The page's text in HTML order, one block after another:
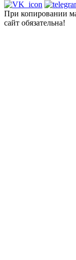
При копировании
сайт обязательна!